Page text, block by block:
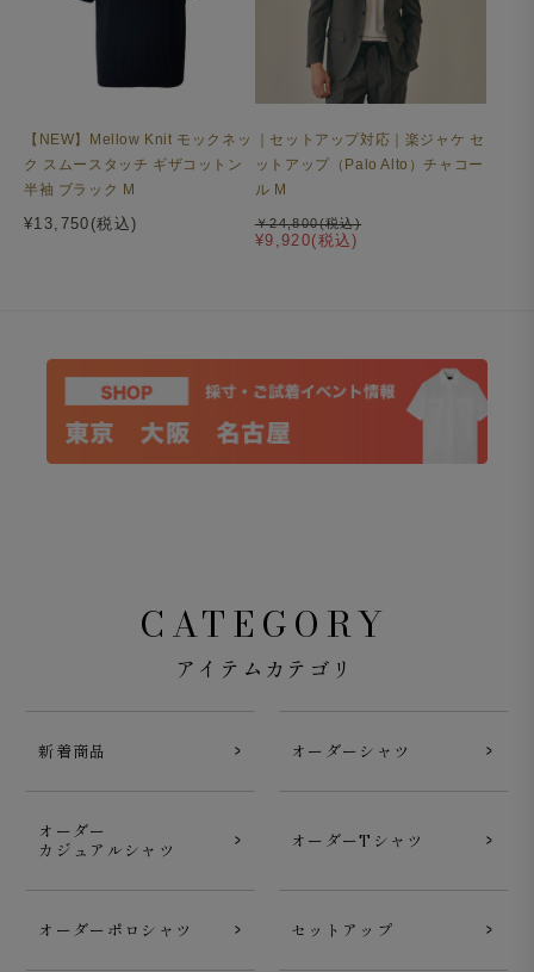
【NEW】Mellow Knit モックネッ
ク スムースタッチ ギザコットン
半袖 ブラック M
¥13,750(税込)
｜セットアップ対応｜楽ジャケ セ
ットアップ（Palo Alto）チャコー
ル M
¥9,920(税込)
￥24,800(税込)
CATEGORY
アイテムカテゴリ
新着商品 オーダーシャツ
オーダー
カジュアルシャツ
オーダーTシャツ
オーダーポロシャツ セットアップ